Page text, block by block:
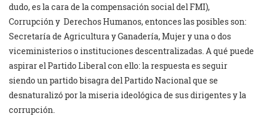
dudo, es la cara de la compensación social del FMI),
Corrupción y Derechos Humanos, entonces las posibles son:
Secretaría de Agricultura y Ganadería, Mujer y una o dos
viceministerios o instituciones descentralizadas. A qué puede
aspirar el Partido Liberal con ello: la respuesta es seguir
siendo un partido bisagra del Partido Nacional que se
desnaturalizó por la miseria ideológica de sus dirigentes y la
corrupción.